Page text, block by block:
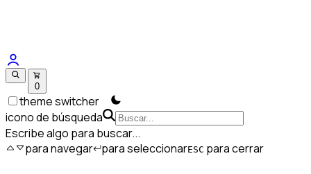
0
theme switcher
icono de búsqueda
Escribe algo para buscar...
para navegar para seleccionarESC para cerrar